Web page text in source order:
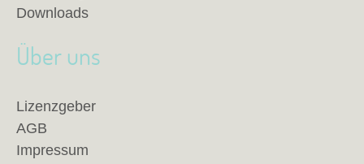
Downloads
Über uns
Lizenzgeber
AGB
Impressum